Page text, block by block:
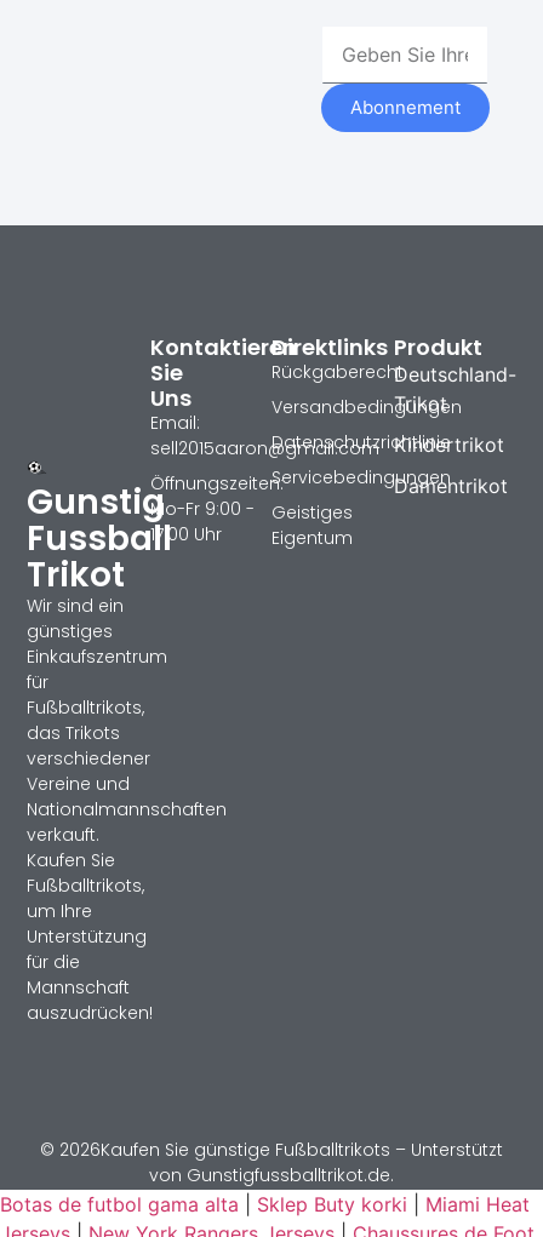
Abonnement
Gunstig
Fussball
Trikot
Wir sind ein
günstiges
Einkaufszentrum
für
Fußballtrikots,
das Trikots
verschiedener
Vereine und
Nationalmannschaften
verkauft.
Kaufen Sie
Fußballtrikots,
um Ihre
Unterstützung
für die
Mannschaft
auszudrücken!
Produkt
Deutschland-
Trikot
Kindertrikot
Damentrikot
Direktlinks
Rückgaberecht
Versandbedingungen
Datenschutzrichtlinie
Servicebedingungen
Geistiges
Eigentum
Kontaktieren
Sie
Uns
Email:
sell2015aaron@gmail.com
Öffnungszeiten:
Mo-Fr 9:00 -
17:00 Uhr
© 2026Kaufen Sie günstige Fußballtrikots – Unterstützt
von Gunstigfussballtrikot.de.
Botas de futbol gama alta
Sklep Buty korki
Miami Heat